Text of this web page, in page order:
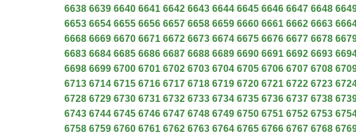
6638 6639 6640 6641 6642 6643 6644 6645 6646 6647 6648
6653 6654 6655 6656 6657 6658 6659 6660 6661 6662 6663
6668 6669 6670 6671 6672 6673 6674 6675 6676 6677 6678
6683 6684 6685 6686 6687 6688 6689 6690 6691 6692 6693
6698 6699 6700 6701 6702 6703 6704 6705 6706 6707 6708
6713 6714 6715 6716 6717 6718 6719 6720 6721 6722 6723
6728 6729 6730 6731 6732 6733 6734 6735 6736 6737 6738
6743 6744 6745 6746 6747 6748 6749 6750 6751 6752 6753
6758 6759 6760 6761 6762 6763 6764 6765 6766 6767 6768